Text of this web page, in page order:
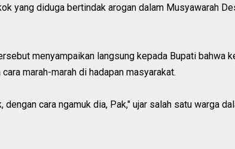
yang diduga bertindak arogan dalam Musyawarah
menyampaikan langsung kepada Bupati bahwa
marah-marah di hadapan masyarakat.
cara ngamuk dia, Pak," ujar salah satu warga